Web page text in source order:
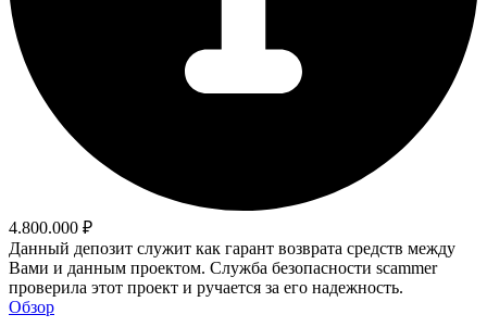
4.800.000 ₽
Данный депозит служит как гарант возврата средств между
Вами и данным проектом. Служба безопасности scammer
проверила этот проект и ручается за его надежность.
Обзор